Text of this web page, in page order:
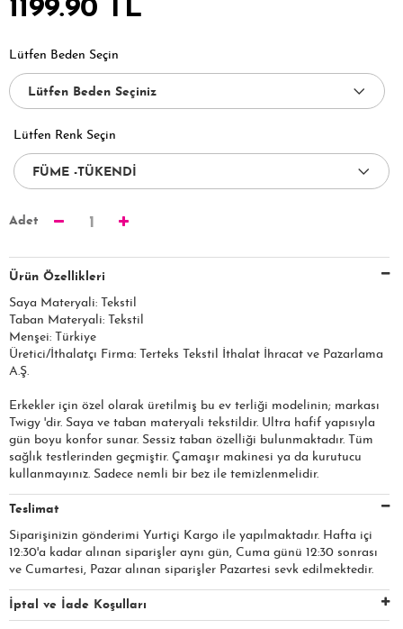
1199.90 TL
Lütfen Beden Seçin
Lütfen Renk Seçin
Adet 1
Ürün Özellikleri
Saya Materyali: Tekstil
Taban Materyali: Tekstil
Menşei: Türkiye
Üretici/İthalatçı Firma: Terteks Tekstil İthalat İhracat ve Pazarlama
A.Ş.​​​
Erkekler için özel olarak üretilmiş bu ev terliği modelinin; markası
Twigy 'dir. Saya ve taban materyali tekstildir. Ultra hafif yapısıyla
gün boyu konfor sunar. Sessiz taban özelliği bulunmaktadır. Tüm
sağlık testlerinden geçmiştir. Çamaşır makinesi ya da kurutucu
kullanmayınız. Sadece nemli bir bez ile temizlenmelidir.
Teslimat
Siparişinizin gönderimi Yurtiçi Kargo ile yapılmaktadır. Hafta içi
12:30'a kadar alınan siparişler aynı gün, Cuma günü 12:30 sonrası
ve Cumartesi, Pazar alınan siparişler Pazartesi sevk edilmektedir.
İptal ve İade Koşulları